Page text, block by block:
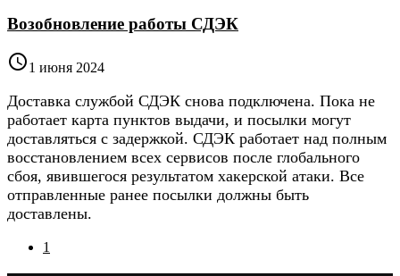
Возобновление работы СДЭК
1 июня 2024
Доставка службой СДЭК снова подключена. Пока не
работает карта пунктов выдачи, и посылки могут
доставляться с задержкой. СДЭК работает над полным
восстановлением всех сервисов после глобального
сбоя, явившегося результатом хакерской атаки. Все
отправленные ранее посылки должны быть
доставлены.
1